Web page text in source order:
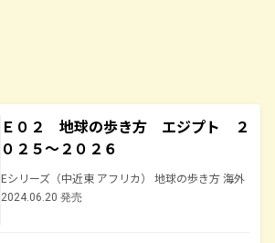
Ｅ０２ 地球の歩き方 エジプト ２
０２５～２０２６
Eシリーズ（中近東 アフリカ） 地球の歩き方 海外
2024.06.20 発売